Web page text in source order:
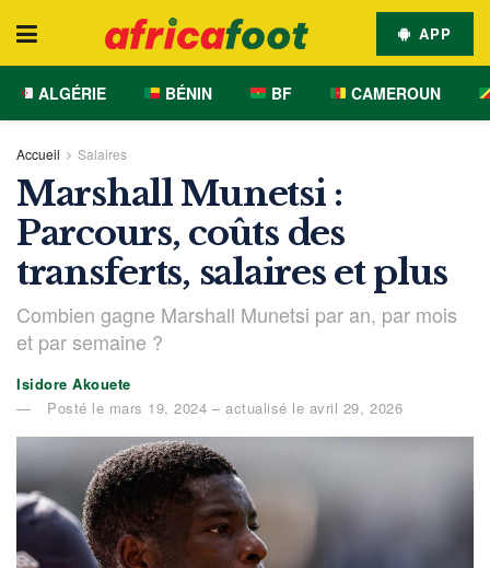
APP
ALGÉRIE BÉNIN BF CAMEROUN
Accueil Salaires
Marshall Munetsi :
Parcours, coûts des
transferts, salaires et plus
Combien gagne Marshall Munetsi par an, par mois
et par semaine ?
Isidore Akouete
Posté le mars 19, 2024 – actualisé le avril 29, 2026